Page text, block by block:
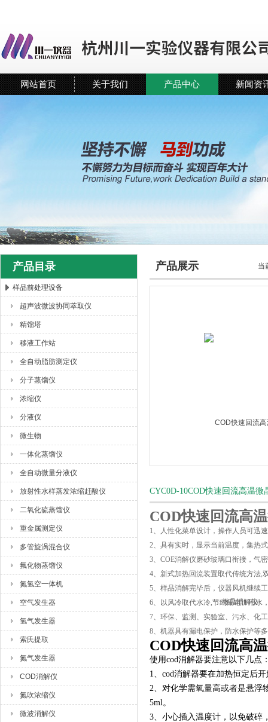
杭州川一实验仪器有限公司
网站首页 关于我们 产品中心 新闻资
产品目录
样品前处理设备
超声波微波协同萃取仪
精馏塔
移液工作站
全自动脂肪测定仪
分子蒸馏仪
浓缩仪
分液仪
微生物
一体化蒸馏仪
全自动微量分液仪
放射性水样蒸发浓缩赶酸仪
二氧化硫蒸馏仪
重金属测定仪
多管旋涡混合仪
氟化物蒸馏仪
氮氢空一体机
空气发生器
氢气发生器
索氏提取
氮气发生器
COD消解仪
氮吹浓缩仪
微波消解仪
产品展示 当
CYC0D-10COD快速回流高温
COD快速回流高
1、人性化菜单设计，操作人员可迅
2、具有实时，显示当前温度，集热
3、 COE消解仪磨砂玻璃口衔接，气
4、新式加热回流装置取代传统方法,
5、样品消解完毕后，仪器风机继续
6、以风冷取代水冷,节约用电、用水
7、环保、监测、实验室、污水、化
8、机器具有漏电保护，防水保护等
COD快速回流高
使用cod消解器要注意以下几点
1、cod消解器要在加热恒定后
2、对化学需氧量高或者是悬浮
5ml。
3、小心插入温度计，以免破碎